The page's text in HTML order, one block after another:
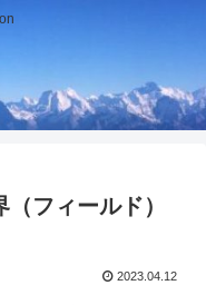
フィールド）
2023.04.12